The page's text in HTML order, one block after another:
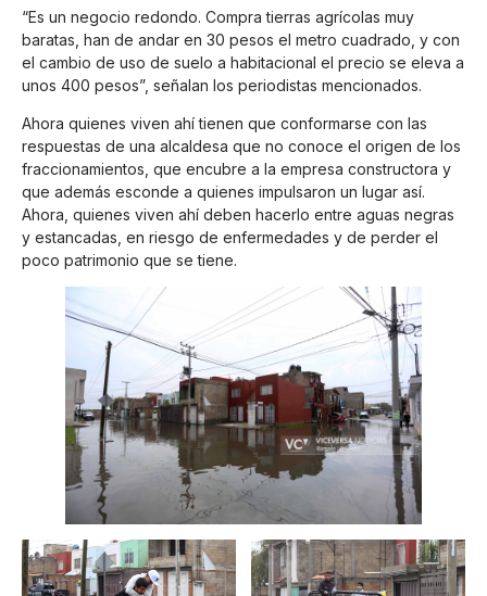
“Es un negocio redondo. Compra tierras agrícolas muy
baratas, han de andar en 30 pesos el metro cuadrado, y con
el cambio de uso de suelo a habitacional el precio se eleva a
unos 400 pesos”, señalan los periodistas mencionados.
Ahora quienes viven ahí tienen que conformarse con las
respuestas de una alcaldesa que no conoce el origen de los
fraccionamientos, que encubre a la empresa constructora y
que además esconde a quienes impulsaron un lugar así.
Ahora, quienes viven ahí deben hacerlo entre aguas negras
y estancadas, en riesgo de enfermedades y de perder el
poco patrimonio que se tiene.